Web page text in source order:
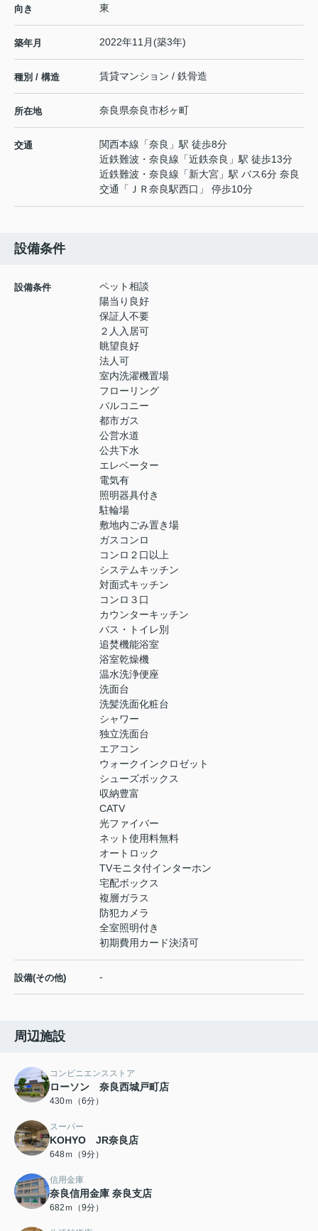
向き 東
築年月 2022年11月(築3年)
種別 / 構造 賃貸マンション / 鉄骨造
所在地 奈良県奈良市杉ヶ町
交通 関西本線 「奈良 」駅 徒歩8分
近鉄難波・奈良線 「近鉄奈良 」駅 徒歩13分
近鉄難波・奈良線 「新大宮 」駅 バス6分 奈良
交通「ＪＲ奈良駅西口」 停歩10分
設備条件
設備条件
ペット相談
陽当り良好
保証人不要
２人入居可
眺望良好
法人可
室内洗濯機置場
フローリング
バルコニー
都市ガス
公営水道
公共下水
エレベーター
電気有
照明器具付き
駐輪場
敷地内ごみ置き場
ガスコンロ
コンロ２口以上
システムキッチン
対面式キッチン
コンロ３口
カウンターキッチン
バス・トイレ別
追焚機能浴室
浴室乾燥機
温水洗浄便座
洗面台
洗髪洗面化粧台
シャワー
独立洗面台
エアコン
ウォークインクロゼット
シューズボックス
収納豊富
CATV
光ファイバー
ネット使用料無料
オートロック
TVモニタ付インターホン
宅配ボックス
複層ガラス
防犯カメラ
全室照明付き
初期費用カード決済可
設備(その他) -
周辺施設
コンビニエンスストア
ローソン 奈良西城戸町店
430ｍ（6分）
スーパー
KOHYO JR奈良店
648ｍ（9分）
信用金庫
奈良信用金庫 奈良支店
682ｍ（9分）